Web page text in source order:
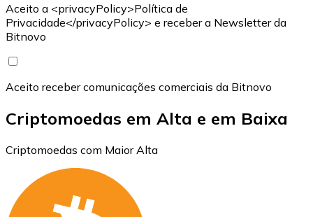
Aceito a <privacyPolicy>Política de
Privacidade</privacyPolicy> e receber a Newsletter da
Bitnovo
Aceito receber comunicações comerciais da Bitnovo
Criptomoedas em Alta e em Baixa
Criptomoedas com Maior Alta